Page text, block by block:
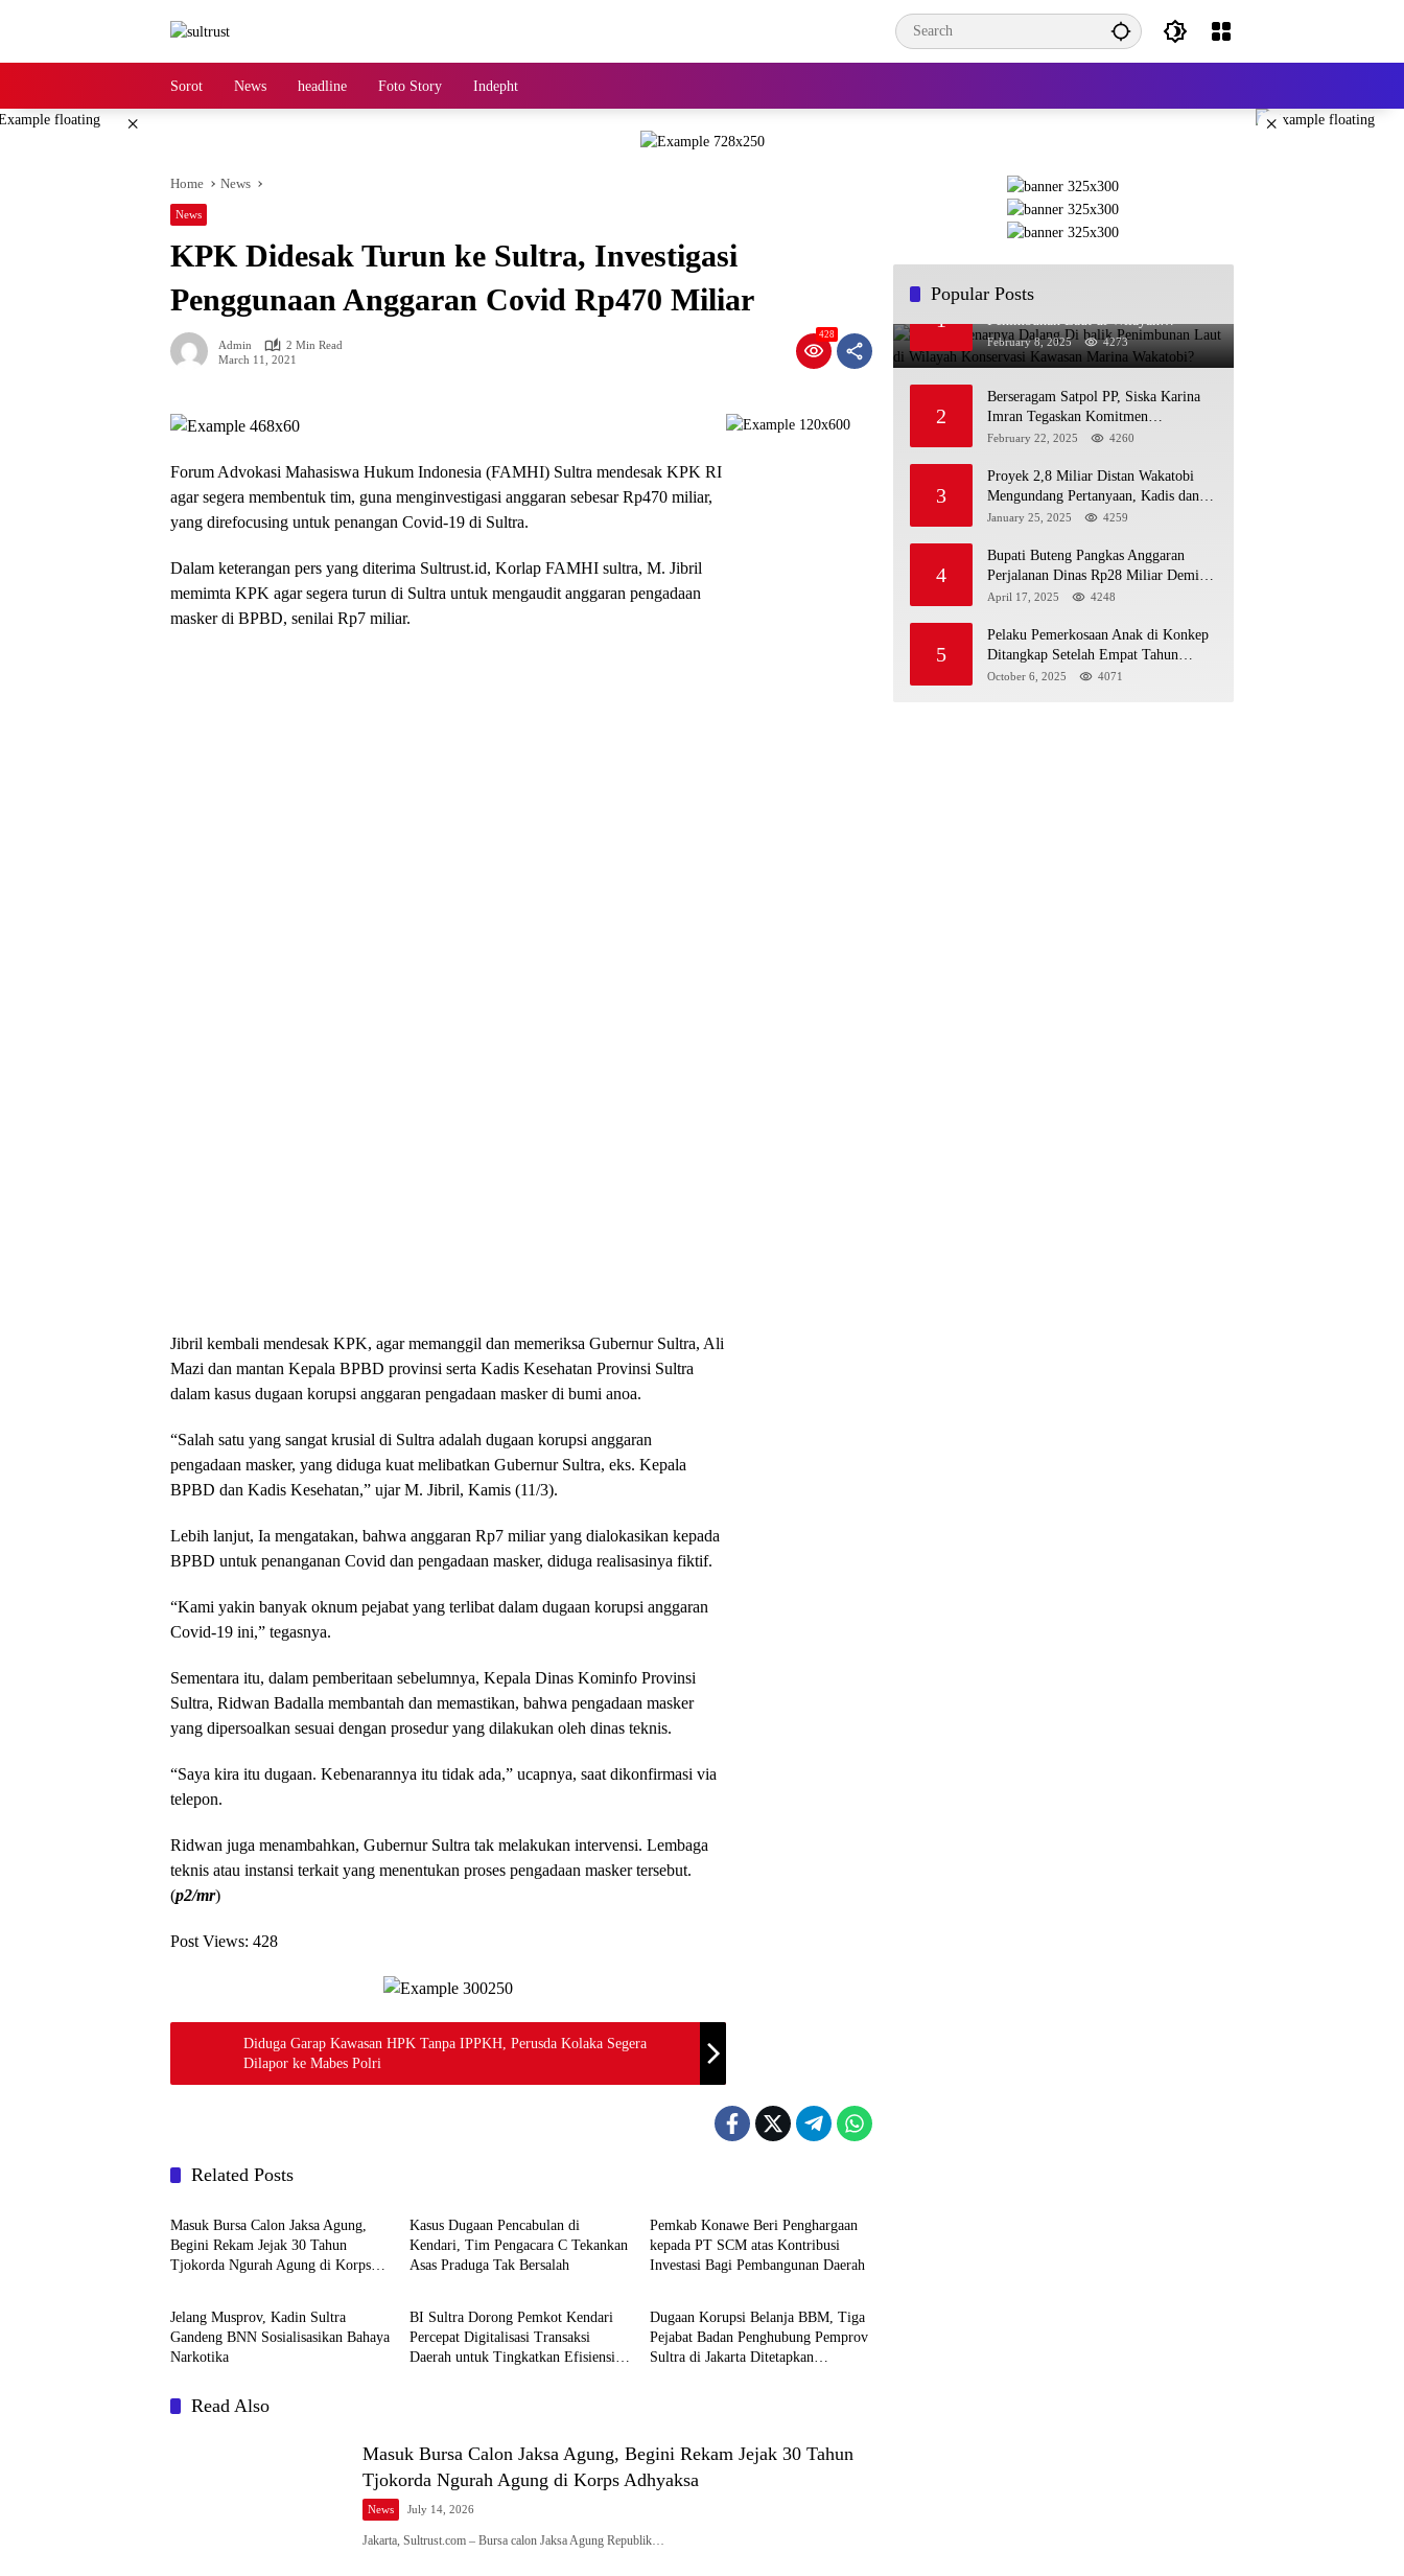
Sorot News headline Foto Story Indepht
× ×
Home News
News
KPK Didesak Turun ke Sultra, Investigasi
Penggunaan Anggaran Covid Rp470 Miliar
Admin
2 Min Read
March 11, 2021
428
Forum Advokasi Mahasiswa Hukum Indonesia (FAMHI) Sultra mendesak KPK RI
agar segera membentuk tim, guna menginvestigasi anggaran sebesar Rp470 miliar,
yang direfocusing untuk penangan Covid-19 di Sultra.
Dalam keterangan pers yang diterima Sultrust.id, Korlap FAMHI sultra, M. Jibril
memimta KPK agar segera turun di Sultra untuk mengaudit anggaran pengadaan
masker di BPBD, senilai Rp7 miliar.
Jibril kembali mendesak KPK, agar memanggil dan memeriksa Gubernur Sultra, Ali
Mazi dan mantan Kepala BPBD provinsi serta Kadis Kesehatan Provinsi Sultra
dalam kasus dugaan korupsi anggaran pengadaan masker di bumi anoa.
“Salah satu yang sangat krusial di Sultra adalah dugaan korupsi anggaran
pengadaan masker, yang diduga kuat melibatkan Gubernur Sultra, eks. Kepala
BPBD dan Kadis Kesehatan,” ujar M. Jibril, Kamis (11/3).
Lebih lanjut, Ia mengatakan, bahwa anggaran Rp7 miliar yang dialokasikan kepada
BPBD untuk penanganan Covid dan pengadaan masker, diduga realisasinya fiktif.
“Kami yakin banyak oknum pejabat yang terlibat dalam dugaan korupsi anggaran
Covid-19 ini,” tegasnya.
Sementara itu, dalam pemberitaan sebelumnya, Kepala Dinas Kominfo Provinsi
Sultra, Ridwan Badalla membantah dan memastikan, bahwa pengadaan masker
yang dipersoalkan sesuai dengan prosedur yang dilakukan oleh dinas teknis.
“Saya kira itu dugaan. Kebenarannya itu tidak ada,” ucapnya, saat dikonfirmasi via
telepon.
Ridwan juga menambahkan, Gubernur Sultra tak melakukan intervensi. Lembaga
teknis atau instansi terkait yang menentukan proses pengadaan masker tersebut.
(p2/mr)
Post Views: 428
Diduga Garap Kawasan HPK Tanpa IPPKH, Perusda Kolaka Segera
Dilapor ke Mabes Polri
Related Posts
News
Masuk Bursa Calon Jaksa Agung,
Begini Rekam Jejak 30 Tahun
Tjokorda Ngurah Agung di Korps
Kasus Dugaan Pencabulan di
Kendari, Tim Pengacara C Tekankan
Asas Praduga Tak Bersalah
Pemkab Konawe Beri Penghargaan
kepada PT SCM atas Kontribusi
Investasi Bagi Pembangunan Daerah
Jelang Musprov, Kadin Sultra
Gandeng BNN Sosialisasikan Bahaya
Narkotika
BI Sultra Dorong Pemkot Kendari
Percepat Digitalisasi Transaksi
Daerah untuk Tingkatkan Efisiensi
Dugaan Korupsi Belanja BBM, Tiga
Pejabat Badan Penghubung Pemprov
Sultra di Jakarta Ditetapkan
Read Also
Masuk Bursa Calon Jaksa Agung, Begini Rekam Jejak 30 Tahun
Tjokorda Ngurah Agung di Korps Adhyaksa
News July 14, 2026
​Jakarta, Sultrust.com – Bursa calon Jaksa Agung Republik…
Popular Posts
1
Siapa Sebenarnya Dalang Di balik
Penimbunan Laut di Wilayah
Konservasi Kawasan Marina
Wakatobi?
February 8, 2025 4273
2
Berseragam Satpol PP, Siska Karina
Imran Tegaskan Komitmen
Menegakkan Perda di Kendari
February 22, 2025 4260
3
Proyek 2,8 Miliar Distan Wakatobi
Mengundang Pertanyaan, Kadis dan
PPK Bungkam
January 25, 2025 4259
4
Bupati Buteng Pangkas Anggaran
Perjalanan Dinas Rp28 Miliar Demi
Kesejahteraan Rakyat
April 17, 2025 4248
5
Pelaku Pemerkosaan Anak di Konkep
Ditangkap Setelah Empat Tahun
Buron, Polisi Masih Buru Satu Pelaku
October 6, 2025 4071